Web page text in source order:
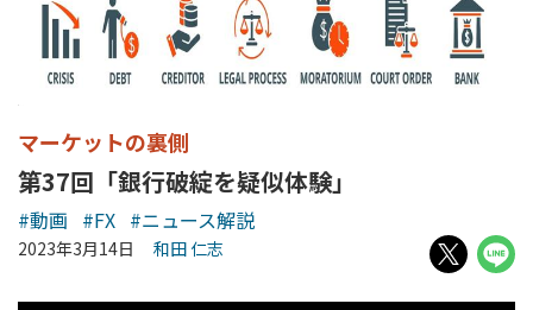
マーケットの裏側
第37回「銀行破綻を疑似体験」
#動画 #FX #ニュース解説
2023年3月14日 和田 仁志